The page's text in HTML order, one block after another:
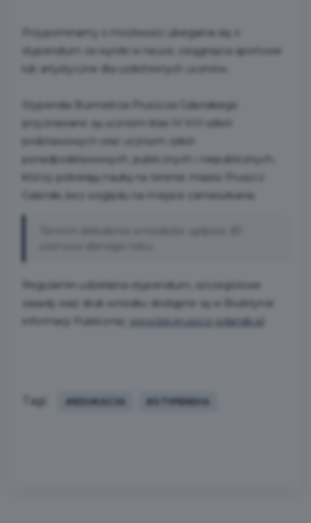
Przypominamy o możliwości ubiegania się o
stypendium za wyniki w nauce, osiągnięcia sportowe
lub artystyczne dla uzdolnionych uczniów.
Stypendia Burmistrza Pruszcza Gdańskiego
przyznawane są uczniom klas IV-VIII szkół
podstawowych oraz uczniom szkół
ponadpodstawowych, publicznych i niepublicznych,
którzy pobierają naukę na terenie miasta Pruszcz
Gdański, bez względu na miejsce zamieszkania.
Regulamin udzielania stypendium, szczegółowe
zasady oraz druk wniosku dostępne są w Biuletynie
informacji Publicznej:
www.bip.pruszcz-gdanski.pl
Tagi: #EDUKACJA #STYPENDIA